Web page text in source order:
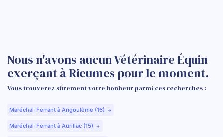
Nous n'avons aucun Vétérinaire Équin
exerçant à Rieumes pour le moment.
Vous trouverez sûrement votre bonheur parmi ces recherches :
Maréchal-Ferrant à Angoulême (16)
Maréchal-Ferrant à Aurillac (15)